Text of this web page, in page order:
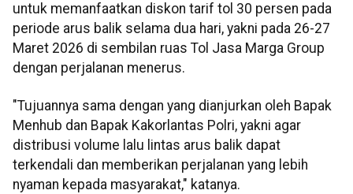
untuk memanfaatkan diskon tarif tol 30 persen pada
periode arus balik selama dua hari, yakni pada 26-27
Maret 2026 di sembilan ruas Tol Jasa Marga Group
dengan perjalanan menerus.
"Tujuannya sama dengan yang dianjurkan oleh Bapak
Menhub dan Bapak Kakorlantas Polri, yakni agar
distribusi volume lalu lintas arus balik dapat
terkendali dan memberikan perjalanan yang lebih
nyaman kepada masyarakat," katanya.